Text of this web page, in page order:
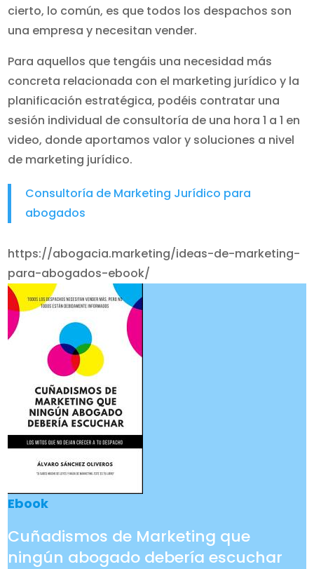
cierto, lo común, es que todos los despachos son
una empresa y necesitan vender.
Para aquellos que tengáis una necesidad más
concreta relacionada con el marketing jurídico y la
planificación estratégica, podéis contratar una
sesión individual de consultoría de una hora 1 a 1 en
video, donde aportamos valor y soluciones a nivel
de marketing jurídico.
Consultoría de Marketing Jurídico para
abogados
https://abogacia.marketing/ideas-de-marketing-
para-abogados-ebook/
Ebook
Cuñadismos de Marketing que
ningún abogado debería escuchar